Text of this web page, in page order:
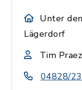
Unter
Lägerdorf
Tim Praez
04828/